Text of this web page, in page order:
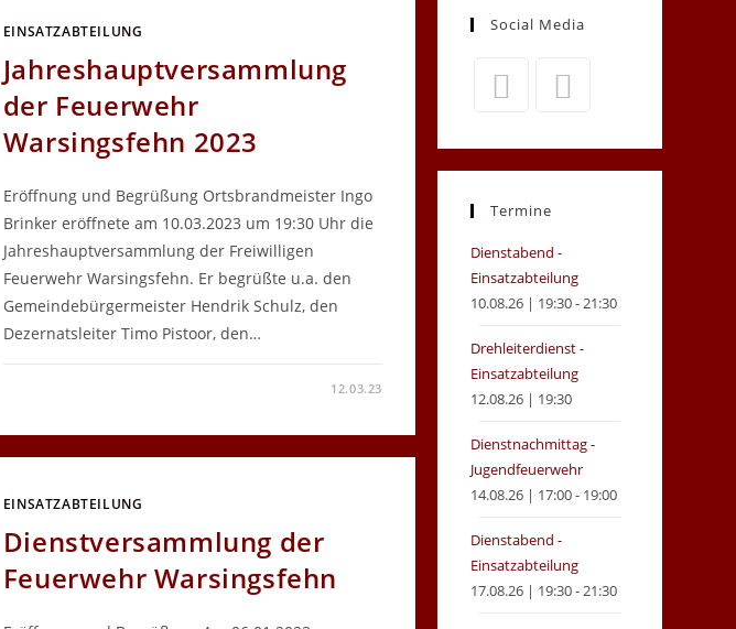
UMSCHALTEN
EINSATZABTEILUNG
Jahreshauptversammlung
der Feuerwehr
Warsingsfehn 2023
Eröffnung und Begrüßung Ortsbrandmeister Ingo
Brinker eröffnete am 10.03.2023 um 19:30 Uhr die
Jahreshauptversammlung der Freiwilligen
Feuerwehr Warsingsfehn. Er begrüßte u.a. den
Gemeindebürgermeister Hendrik Schulz, den
Dezernatsleiter Timo Pistoor, den…
FEUERWEHR
2023
12.03.23
EINSATZABTEILUNG
Dienstversammlung der
Feuerwehr Warsingsfehn
Social Media
in
new
in
new
Termine
Dienstabend -
Einsatzabteilung
10.08.26 | 19:30 - 21:30
Drehleiterdienst -
Einsatzabteilung
12.08.26 | 19:30
Dienstnachmittag -
Jugendfeuerwehr
14.08.26 | 17:00 - 19:00
Dienstabend -
Einsatzabteilung
17.08.26 | 19:30 - 21:30